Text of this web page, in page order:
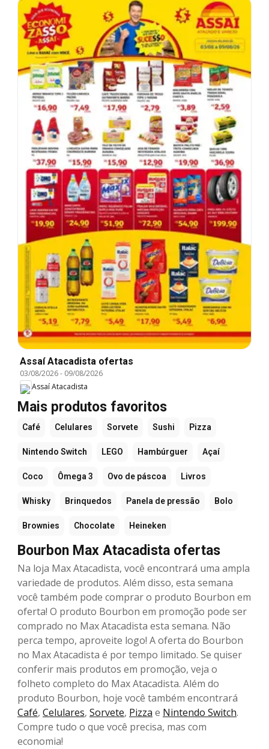
Assaí Atacadista ofertas
03/08/2026- 09/08/2026
Assaí Atacadista
Mais produtos favoritos
Café Celulares Sorvete Sushi Pizza
Nintendo Switch LEGO Hambúrguer Açaí
Coco Ômega 3 Ovo de páscoa Livros
Whisky Brinquedos Panela de pressão Bolo
Brownies Chocolate Heineken
Bourbon Max Atacadista ofertas
Na loja Max Atacadista, você encontrará uma ampla
variedade de produtos. Além disso, esta semana
você também pode comprar o produto Bourbon em
oferta! O produto Bourbon em promoção pode ser
comprado no Max Atacadista esta semana. Não
perca tempo, aproveite logo! A oferta do Bourbon
no Max Atacadista é por tempo limitado. Se quiser
conferir mais produtos em promoção, veja o
folheto completo do Max Atacadista. Além do
produto Bourbon, hoje você também encontrará
Café, Celulares, Sorvete, Pizza e Nintendo Switch.
Compre tudo o que você precisa, mas com
economia!